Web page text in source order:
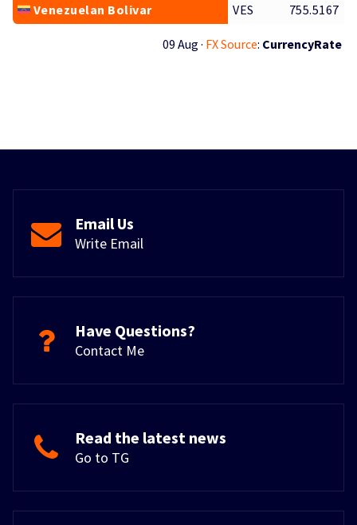
Venezuelan Bolivar
VES 755.5167
09 Aug · FX Source: CurrencyRate
Email Us
Write Email
Have Questions?
Contact Me
Read the latest news
Go to TG